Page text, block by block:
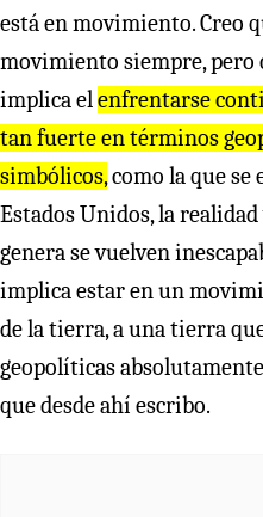
está en movimiento. Creo
movimiento siempre, pero
implica elenfrentarse
tan fuerte en términos
simbólicos,como la que se
Estados Unidos, la
genera se vuelven
implica estar en un
de la tierra, a una tierra
geopolíticas
que desde ahí escribo.